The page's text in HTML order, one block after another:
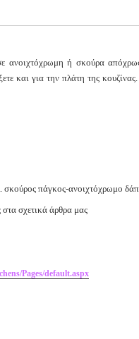
ανοιχτόχρωμη ή σκούρα
και για την πλάτη της
σκούρος πάγκος-ανοιχτόχρωμο
στα σχετικά άρθρα μας
Pages/default.aspx